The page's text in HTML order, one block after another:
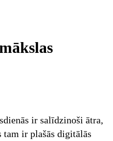
ir salīdzinoši ātra,
tam ir plašās digitālās